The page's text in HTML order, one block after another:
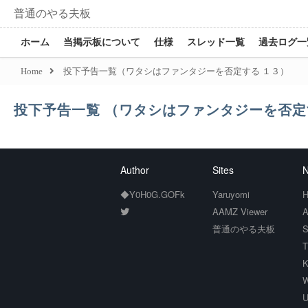
普通のやる夫板
ホーム 当掲示板について 仕様 スレッド一覧 過去ログ
Home 投下予告一覧（ワタシはファンタジーを否定する １３）
投下予告一覧 （ワタシはファンタジーを否
Author
◆Y0H0G.GOFk
Sites
Yaruyomi
AAMZ Viewer
普通のやる夫板